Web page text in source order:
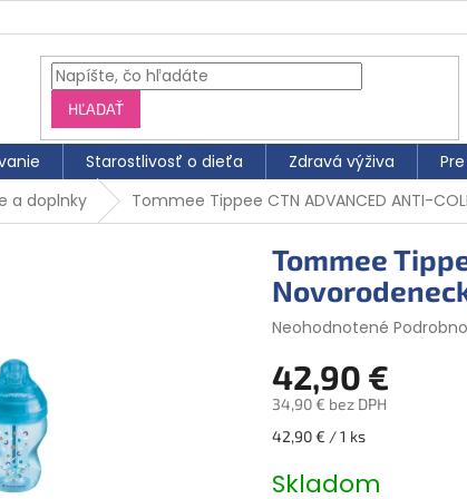
HĽADAŤ
Starostlivosť o dieťa Zdravá výživa
a doplnky Tommee Tippee CTN ADVANCED ANTI-
Tommee
Priemerné
produktu
je
0,0
z
hviezdičiek.
Neohodnotené
42,90 €
34,90 € bez DPH
Jednotková
42,90 € / 1 ks
Skladom